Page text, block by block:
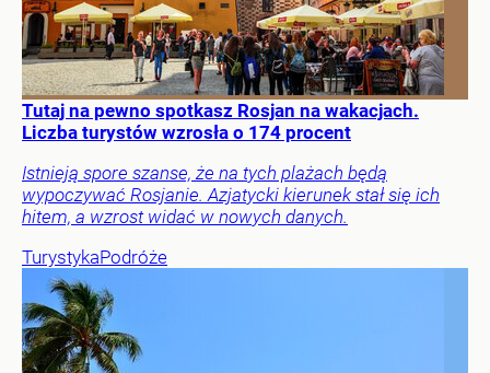
Tutaj na pewno spotkasz Rosjan na wakacjach.
Liczba turystów wzrosła o 174 procent
Istnieją spore szanse, że na tych plażach będą
wypoczywać Rosjanie. Azjatycki kierunek stał się ich
hitem, a wzrost widać w nowych danych.
TurystykaPodróże